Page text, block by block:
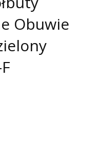
Obuwie